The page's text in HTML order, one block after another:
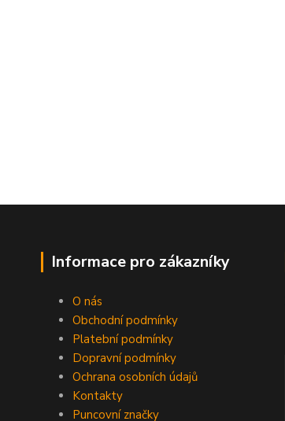
Informace pro zákazníky
O nás
Obchodní podmínky
Platební podmínky
Dopravní podmínky
Ochrana osobních údajů
Kontakty
Puncovní značky